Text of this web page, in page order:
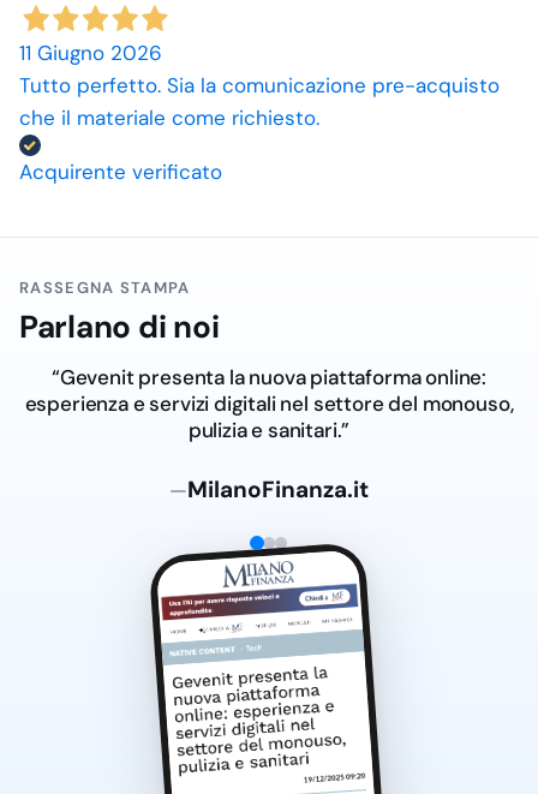
11 Giugno 2026
Tutto perfetto. Sia la comunicazione pre-acquisto
che il materiale come richiesto.
Acquirente verificato
RASSEGNA STAMPA
Parlano di noi
“Gevenit presenta la nuova piattaforma online:
esperienza e servizi digitali nel settore del monouso,
pulizia e sanitari.”
—MilanoFinanza.it